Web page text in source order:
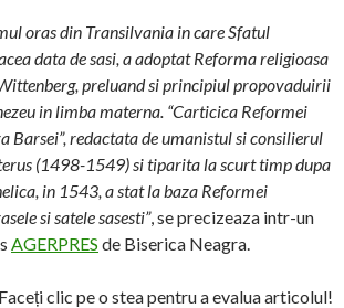
oras din Transilvania in care Sfatul
data de sasi, a adoptat Reforma religioasa
preluand si principiul propovaduirii
in limba materna. “Carticica Reformei
Barsei”, redactata de umanistul si consilierul
(1498-1549) si tiparita la scurt timp dupa
in 1543, a stat la baza Reformei
si satele sasesti”, se precizeaza intr-un
AGERPRES de Biserica Neagra.
Faceți clic pe o stea pentru a evalua articolul!